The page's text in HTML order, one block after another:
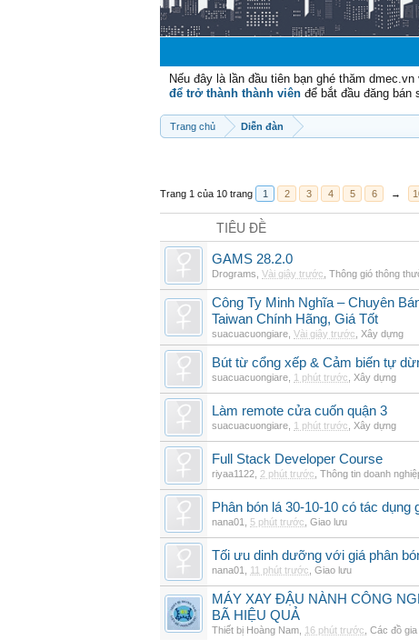
Nếu đây là lần đầu tiên bạn ghé thăm
để trở thành thành viên để bắt đầu đăng bán
Trang chủ Diễn đàn
Trang 1 của 10 trang 1 2 3 4 5 6 →
TIÊU ĐỀ
GAMS 28.2.0
Drograms Vài giây trước Thông gió thông
Công Ty Minh Nghĩa – Chuyên
Taiwan Chính Hãng, Giá Tốt
suacuacuongiare Vài giây trước Xây dựng
Bút từ cổng xếp & Cảm biến tự
suacuacuongiare 1 phút trước Xây dựng
Làm remote cửa cuốn quận 3
suacuacuongiare 1 phút trước Xây dựng
Full Stack Developer Course
riyaa1122 2 phút trước Thông tin doanh
Phân bón lá 30-10-10 có tác dụng
nana01 5 phút trước Giao lưu
Tối ưu dinh dưỡng với giá phân
nana01 11 phút trước Giao lưu
MÁY XAY ĐẬU NÀNH CÔNG
BÃ HIỆU QUẢ
Thiết bị Hoàng Nam 16 phút trước Các đồ